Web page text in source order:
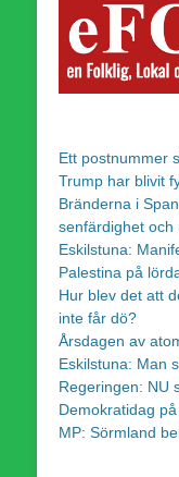
Ett postnummer
Trump har blivit
Bränderna i
senfärdighet och
Eskilstuna:
Palestina på
Hur blev det att
inte får dö?
Årsdagen av
Eskilstuna: Man
Regeringen: NU
Demokratidag
MP: Sörmland